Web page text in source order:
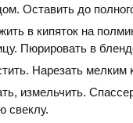
Оставить до
в кипяток на
Пюрировать в
Нарезать мелким
измельчить.
свеклу.